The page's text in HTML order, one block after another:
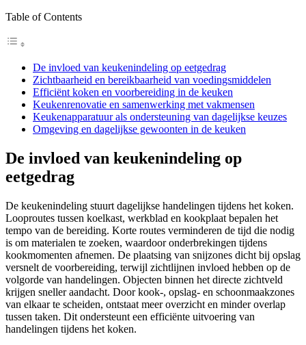
Table of Contents
De invloed van keukenindeling op eetgedrag
Zichtbaarheid en bereikbaarheid van voedingsmiddelen
Efficiënt koken en voorbereiding in de keuken
Keukenrenovatie en samenwerking met vakmensen
Keukenapparatuur als ondersteuning van dagelijkse keuzes
Omgeving en dagelijkse gewoonten in de keuken
De invloed van keukenindeling op
eetgedrag
De keukenindeling stuurt dagelijkse handelingen tijdens het koken.
Looproutes tussen koelkast, werkblad en kookplaat bepalen het
tempo van de bereiding. Korte routes verminderen de tijd die nodig
is om materialen te zoeken, waardoor onderbrekingen tijdens
kookmomenten afnemen. De plaatsing van snijzones dicht bij opslag
versnelt de voorbereiding, terwijl zichtlijnen invloed hebben op de
volgorde van handelingen. Objecten binnen het directe zichtveld
krijgen sneller aandacht. Door kook-, opslag- en schoonmaakzones
van elkaar te scheiden, ontstaat meer overzicht en minder overlap
tussen taken. Dit ondersteunt een efficiënte uitvoering van
handelingen tijdens het koken.